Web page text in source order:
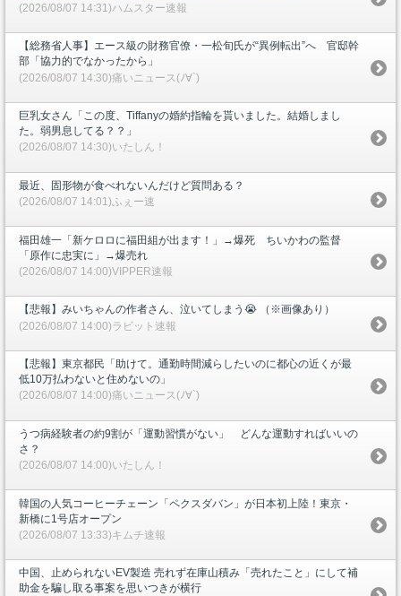
(2026/08/07 14:31)ハムスター速報
【総務省人事】エース級の財務官僚・一松旬氏が“異例転出”へ 官邸幹
部「協力的でなかったから」
(2026/08/07 14:30)痛いニュース(ﾉ∀`)
巨乳女さん「この度、Tiffanyの婚約指輪を貰いました。結婚しまし
た。弱男息してる？？」
(2026/08/07 14:30)いたしん！
最近、固形物が食べれないんだけど質問ある？
(2026/08/07 14:01)ふぇー速
福田雄一「新ケロロに福田組が出ます！」→爆死 ちいかわの監督
「原作に忠実に」→爆売れ
(2026/08/07 14:00)VIPPER速報
【悲報】みいちゃんの作者さん、泣いてしまう😭 （※画像あり）
(2026/08/07 14:00)ラビット速報
【悲報】東京都民「助けて。通勤時間減らしたいのに都心の近くが最
低10万払わないと住めないの」
(2026/08/07 14:00)痛いニュース(ﾉ∀`)
うつ病経験者の約9割が「運動習慣がない」 どんな運動すればいいの
さ？
(2026/08/07 14:00)いたしん！
韓国の人気コーヒーチェーン「ペクスダバン」が日本初上陸！東京・
新橋に1号店オープン
(2026/08/07 13:33)キムチ速報
中国、止められないEV製造 売れず在庫山積み「売れたこと」にして補
助金を騙し取る事案を思いつきが横行